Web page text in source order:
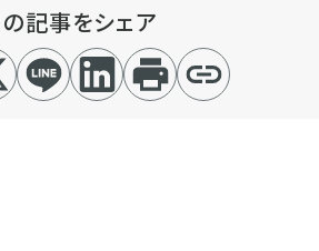
記事をシェア